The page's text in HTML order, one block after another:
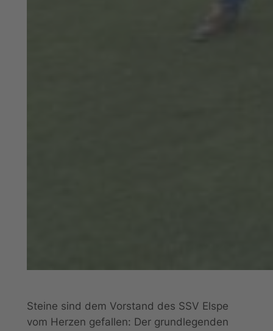
Steine sind dem Vorstand des SSV Elspe
vom Herzen gefallen: Der grundlegenden